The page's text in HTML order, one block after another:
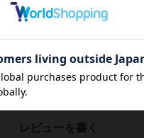
連商品を含む）
レビューがありません。
想を共有してもらえませ
レビューを書く